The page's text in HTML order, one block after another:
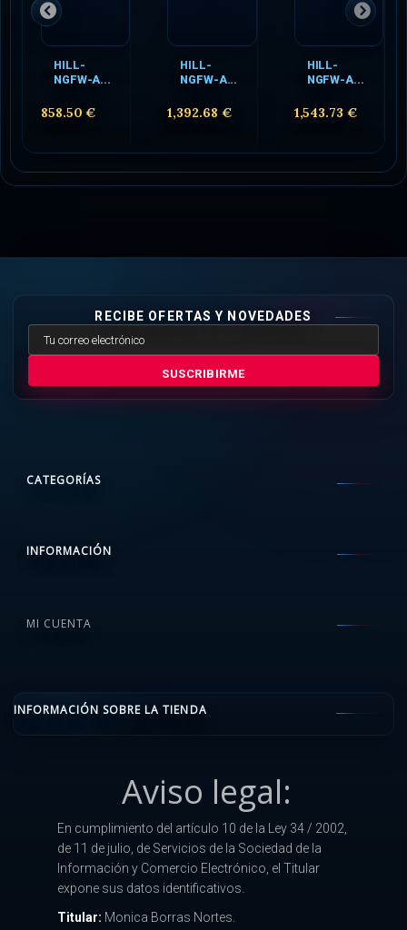
HILL-
NGFW-A...
858.50 €
HILL-
NGFW-A...
1,392.68 €
HILL-
NGFW-A...
1,543.73 €
RECIBE OFERTAS Y NOVEDADES
SUSCRIBIRME
CATEGORÍAS
INFORMACIÓN
MI CUENTA
INFORMACIÓN SOBRE LA TIENDA
Aviso legal:
En cumplimiento del artículo 10 de la Ley 34 / 2002,
de 11 de julio, de Servicios de la Sociedad de la
Información y Comercio Electrónico, el Titular
expone sus datos identificativos.
Titular: Monica Borras Nortes.